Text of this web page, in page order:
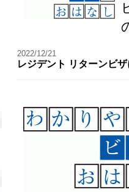
2022/12/21
レジデント リターンビ